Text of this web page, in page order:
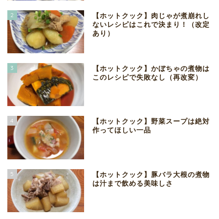
2
【ホットクック】肉じゃが煮崩れし
ないレシピはこれで決まり！（改定
あり）
3
【ホットクック】かぼちゃの煮物は
このレシピで失敗なし（再改変）
4
【ホットクック】野菜スープは絶対
作ってほしい一品
5
【ホットクック】豚バラ大根の煮物
は汁まで飲める美味しさ